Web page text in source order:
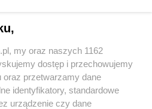
my oraz naszych 1162
dostęp i przechowujemy
oraz przetwarzamy dane
identyfikatory, standardowe
urządzenie czy dane